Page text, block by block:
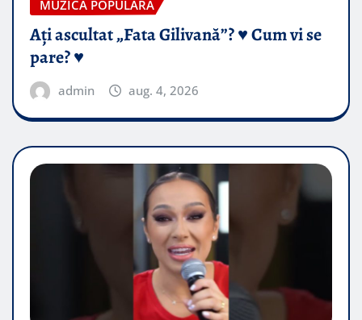
MUZICA POPULARA
Ați ascultat „Fata Gilivană”? ♥️ Cum vi se
pare? ♥️
admin aug. 4, 2026